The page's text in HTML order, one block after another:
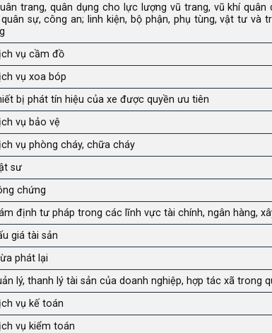
trang, quân dụng cho lực lượng vũ trang, vũ khí
sự, công an; linh kiện, bộ phận, phụ tùng, vật tư và
vụ cầm đồ
vụ xoa bóp
bị phát tín hiệu của xe được quyền ưu tiên
vụ bảo vệ
vụ phòng cháy, chữa cháy
sư
chứng
định tư pháp trong các lĩnh vực tài chính, ngân hàng,
giá tài sản
phát lại
lý, thanh lý tài sản của doanh nghiệp, hợp tác xã trong
vụ kế toán
vụ kiểm toán